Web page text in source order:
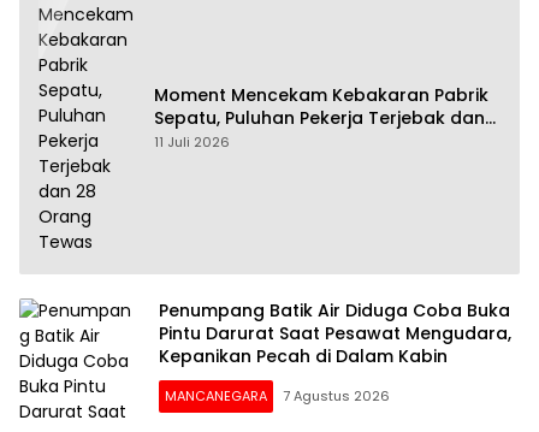
Moment Mencekam Kebakaran Pabrik
Sepatu, Puluhan Pekerja Terjebak dan
28 Orang Tewas
11 Juli 2026
Penumpang Batik Air Diduga Coba Buka
Pintu Darurat Saat Pesawat Mengudara,
Kepanikan Pecah di Dalam Kabin
MANCANEGARA 7 Agustus 2026